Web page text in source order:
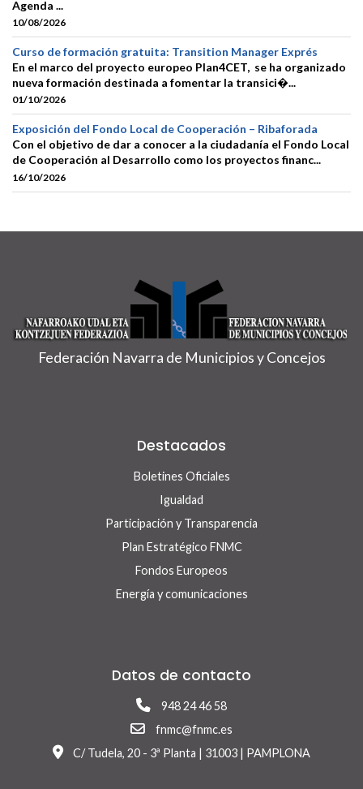
Agenda ...
10/08/2026
Curso de formación gratuita: Transition Manager Exprés
En el marco del proyecto europeo Plan4CET, se ha organizado
nueva formación destinada a fomentar la transici�...
01/10/2026
Exposición del Fondo Local de Cooperación – Ribaforada
Con el objetivo de dar a conocer a la ciudadanía el Fondo Local
de Cooperación al Desarrollo como los proyectos financ...
16/10/2026
Federación Navarra de Municipios y Concejos
Destacados
Boletines Oficiales
Igualdad
Participación y Transparencia
Plan Estratégico FNMC
Fondos Europeos
Energía y comunicaciones
Datos de contacto
948 24 46 58
fnmc@fnmc.es
C/ Tudela, 20 - 3ª Planta | 31003 | PAMPLONA